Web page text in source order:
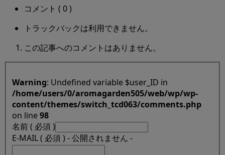
コメント ( 0 )
トラックバックは利用できません。
この記事へのコメントはありません。
Warning : Undefined variable $user_ID in
/home/users/0/aromagarden505/web/wp/wp-
content/themes/switch_tcd063/comments.php
on line98
名前 ( 必須 )
E-MAIL ( 必須 ) - 公開されません -